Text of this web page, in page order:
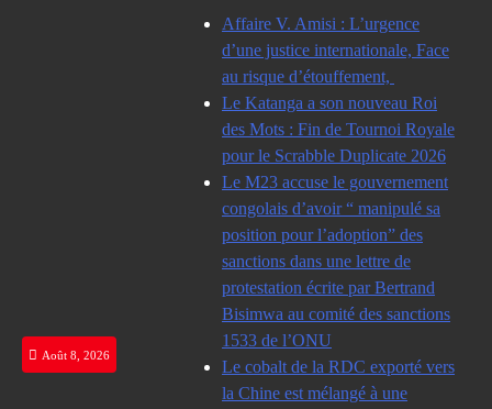
Août 8, 2026
Affaire V. Amisi : L’urgence
d’une justice internationale, Face
au risque d’étouffement,
Le Katanga a son nouveau Roi
des Mots : Fin de Tournoi Royale
pour le Scrabble Duplicate 2026
Le M23 accuse le gouvernement
congolais d’avoir “ manipulé sa
position pour l’adoption” des
sanctions dans une lettre de
protestation écrite par Bertrand
Bisimwa au comité des sanctions
1533 de l’ONU
Le cobalt de la RDC exporté vers
la Chine est mélangé à une